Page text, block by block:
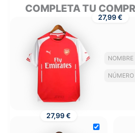
COMPLETA TU
27,99 €
27,99 €